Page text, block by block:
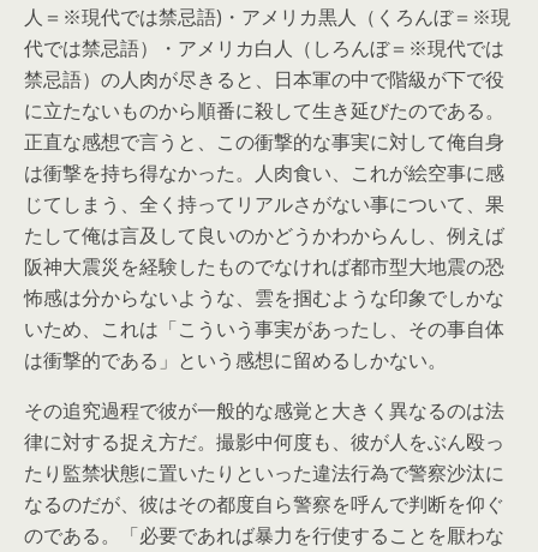
人＝※現代では禁忌語)・アメリカ黒人（くろんぼ＝※現
代では禁忌語）・アメリカ白人（しろんぼ＝※現代では
禁忌語）の人肉が尽きると、日本軍の中で階級が下で役
に立たないものから順番に殺して生き延びたのである。
正直な感想で言うと、この衝撃的な事実に対して俺自身
は衝撃を持ち得なかった。人肉食い、これが絵空事に感
じてしまう、全く持ってリアルさがない事について、果
たして俺は言及して良いのかどうかわからんし、例えば
阪神大震災を経験したものでなければ都市型大地震の恐
怖感は分からないような、雲を掴むような印象でしかな
いため、これは「こういう事実があったし、その事自体
は衝撃的である」という感想に留めるしかない。
その追究過程で彼が一般的な感覚と大きく異なるのは法
律に対する捉え方だ。撮影中何度も、彼が人をぶん殴っ
たり監禁状態に置いたりといった違法行為で警察沙汰に
なるのだが、彼はその都度自ら警察を呼んで判断を仰ぐ
のである。「必要であれば暴力を行使することを厭わな